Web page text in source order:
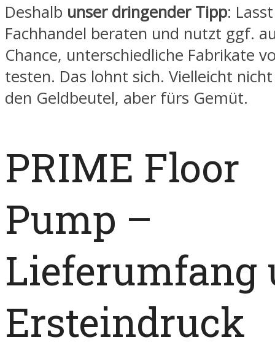
Deshalb unser dringender Tipp:
Fachhandel beraten und nutzt ggf.
Chance, unterschiedliche Fabrikate
testen. Das lohnt sich. Vielleicht
den Geldbeutel, aber fürs Gemüt.
PRIME Floor
Pump –
Lieferumfang
Ersteindruck